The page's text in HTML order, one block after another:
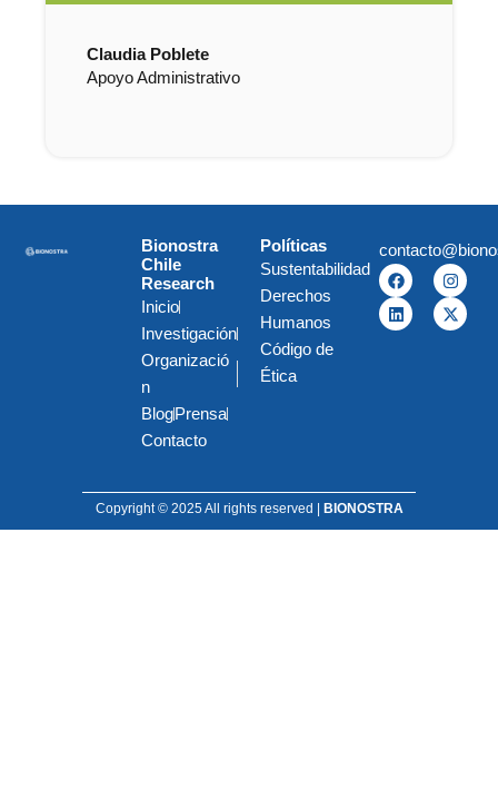
Claudia Poblete
Apoyo Administrativo
Bionostra
Chile
Research
Inicio
Investigación
Organizació
n
BlogPrensa
Contacto
Políticas
Sustentabilidad
Derechos
Humanos
Código de
Ética
F
a
c
e
b
I
n
s
t
a
L
i
n
k
e
X
-
t
w
i
Copyright © 2025 All rights reserved | BIONOSTRA